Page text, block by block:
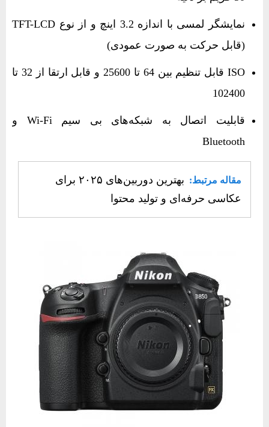
نمایشگر لمسی با اندازه 3.2 اینچ و از نوع TFT-LCD
(قابل حرکت به صورت عمودی)
ISO قابل تنظیم بین 64 تا 25600 و قابل ارتقا از 32 تا
102400
قابلیت اتصال به شبکه‌های بی‌ سیم Wi-Fi و
Bluetooth
مقاله مرتبط:
بهترین دوربین‌های ۲۰۲۵ برای
عکاسی حرفه‌ای و تولید محتوا